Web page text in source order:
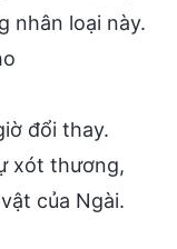
nhân loại này.
đổi thay.
xót thương,
của Ngài.